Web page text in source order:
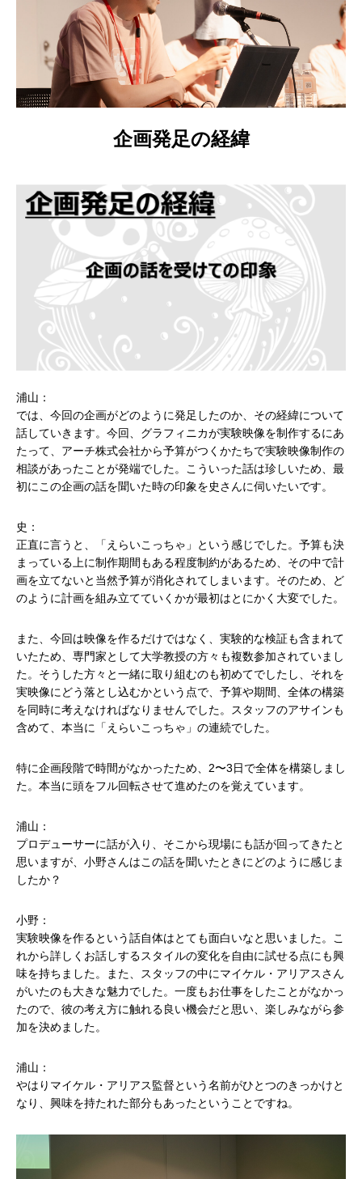
企画発足の経緯
浦山：
では、今回の企画がどのように発足したのか、その経緯について
話していきます。今回、グラフィニカが実験映像を制作するにあ
たって、アーチ株式会社から予算がつくかたちで実験映像制作の
相談があったことが発端でした。こういった話は珍しいため、最
初にこの企画の話を聞いた時の印象を史さんに伺いたいです。
史：
正直に言うと、「えらいこっちゃ」という感じでした。予算も決
まっている上に制作期間もある程度制約があるため、その中で計
画を立てないと当然予算が消化されてしまいます。そのため、ど
のように計画を組み立てていくかが最初はとにかく大変でした。
また、今回は映像を作るだけではなく、実験的な検証も含まれて
いたため、専門家として大学教授の方々も複数参加されていまし
た。そうした方々と一緒に取り組むのも初めてでしたし、それを
実映像にどう落とし込むかという点で、予算や期間、全体の構築
を同時に考えなければなりませんでした。スタッフのアサインも
含めて、本当に「えらいこっちゃ」の連続でした。
特に企画段階で時間がなかったため、2〜3日で全体を構築しまし
た。本当に頭をフル回転させて進めたのを覚えています。
浦山：
プロデューサーに話が入り、そこから現場にも話が回ってきたと
思いますが、小野さんはこの話を聞いたときにどのように感じま
したか？
小野：
実験映像を作るという話自体はとても面白いなと思いました。こ
れから詳しくお話しするスタイルの変化を自由に試せる点にも興
味を持ちました。また、スタッフの中にマイケル・アリアスさん
がいたのも大きな魅力でした。一度もお仕事をしたことがなかっ
たので、彼の考え方に触れる良い機会だと思い、楽しみながら参
加を決めました。
浦山：
やはりマイケル・アリアス監督という名前がひとつのきっかけと
なり、興味を持たれた部分もあったということですね。